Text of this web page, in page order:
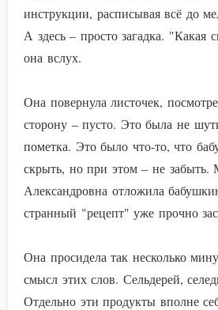
инструкции, расписывая всё до
А здесь – просто загадка. "Какая
она вслух.
Она повернула листочек,
сторону – пусто. Это была не
пометка. Это было что-то, что
скрыть, но при этом – не забыть.
Александровна отложила
странный "рецепт" уже прочно
Она просидела так несколько
смысл этих слов. Сельдерей,
Отдельно эти продукты вполне